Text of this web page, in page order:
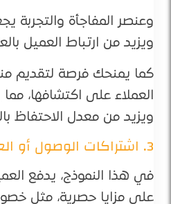
وعنصر المفاجأة والتجربة
ويزيد من ارتباط العميل
كما يمنحك فرصة لتقديم
العملاء على اكتشافها،
ويزيد من معدل الاحتفاظ
3. اشتراكات الوصول أو العضوية
في هذا النموذج، يدفع
على مزايا حصرية، مثل